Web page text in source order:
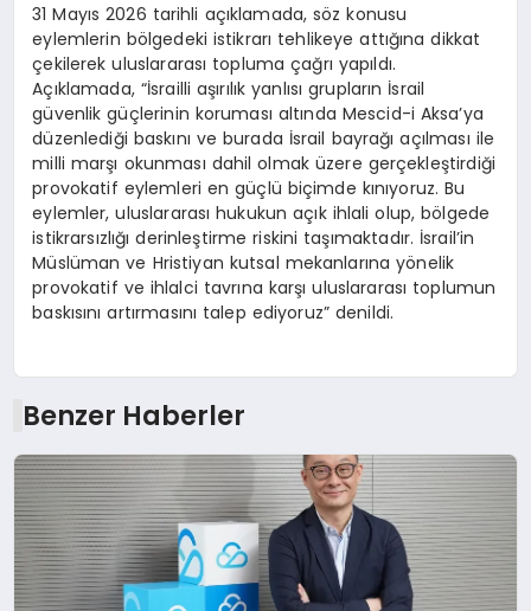
31 Mayıs 2026 tarihli açıklamada, söz konusu
eylemlerin bölgedeki istikrarı tehlikeye attığına dikkat
çekilerek uluslararası topluma çağrı yapıldı.
Açıklamada, “İsrailli aşırılık yanlısı grupların İsrail
güvenlik güçlerinin koruması altında Mescid-i Aksa’ya
düzenlediği baskını ve burada İsrail bayrağı açılması ile
milli marşı okunması dahil olmak üzere gerçekleştirdiği
provokatif eylemleri en güçlü biçimde kınıyoruz. Bu
eylemler, uluslararası hukukun açık ihlali olup, bölgede
istikrarsızlığı derinleştirme riskini taşımaktadır. İsrail’in
Müslüman ve Hristiyan kutsal mekanlarına yönelik
provokatif ve ihlalci tavrına karşı uluslararası toplumun
baskısını artırmasını talep ediyoruz” denildi.
Benzer Haberler